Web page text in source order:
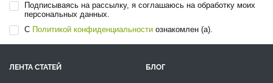
Подписываясь на рассылку, я соглашаюсь на обработку моих
персональных данных.
С Политикой конфиденциальности ознакомлен (а).
ЛЕНТА СТАТЕЙ
БЛОГ